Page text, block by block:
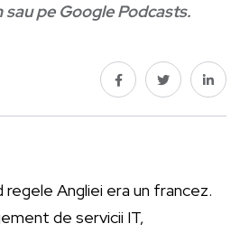
sau pe Google Podcasts.
regele Angliei era un francez.
de servicii IT,